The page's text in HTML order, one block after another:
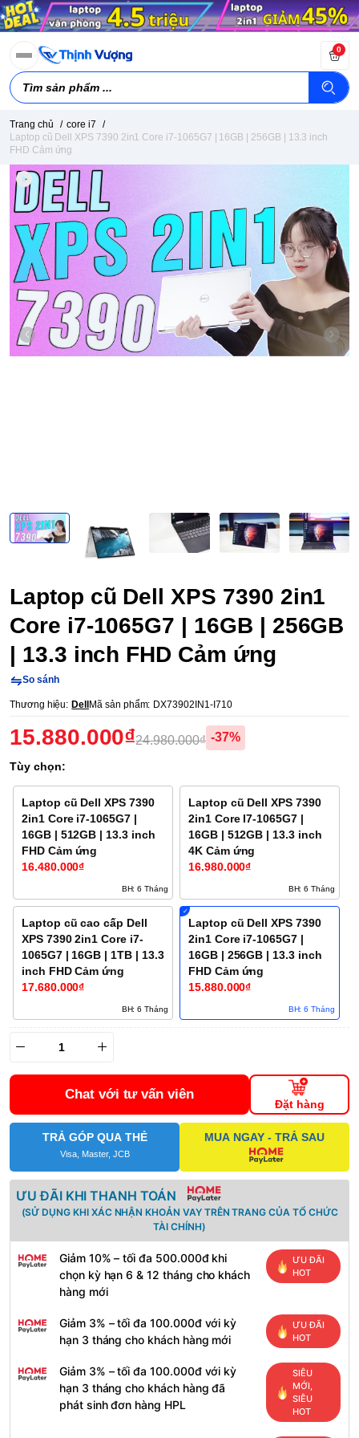
0
Trang chủ / core i7
/
Laptop cũ Dell XPS 7390 2in1 Core i7-1065G7 | 16GB | 256GB | 13.3 inch
FHD Cảm ứng
Laptop cũ Dell XPS 7390 2in1
Core i7-1065G7 | 16GB | 256GB
| 13.3 inch FHD Cảm ứng
So sánh
Thương hiệu: Dell Mã sản phẩm: DX73902IN1-I710
15.880.000₫24.980.000₫ -37%
Tùy chọn:
Laptop cũ Dell XPS 7390
2in1 Core i7-1065G7 |
16GB | 512GB | 13.3 inch
FHD Cảm ứng
16.480.000₫
BH: 6 Tháng
Laptop cũ Dell XPS 7390
2in1 Core I7-1065G7 |
16GB | 512GB | 13.3 inch
4K Cảm ứng
16.980.000₫
BH: 6 Tháng
Laptop cũ cao cấp Dell
XPS 7390 2in1 Core i7-
1065G7 | 16GB | 1TB | 13.3
inch FHD Cảm ứng
17.680.000₫
BH: 6 Tháng
Laptop cũ Dell XPS 7390
2in1 Core i7-1065G7 |
16GB | 256GB | 13.3 inch
FHD Cảm ứng
15.880.000₫
BH: 6 Tháng
Chat với tư vấn viên
Đặt hàng
TRẢ GÓP QUA THẺ
Visa, Master, JCB
MUA NGAY - TRẢ SAU
ƯU ĐÃI KHI THANH TOÁN
(SỬ DỤNG KHI XÁC NHẬN KHOẢN VAY TRÊN TRANG CỦA TỔ CHỨC
TÀI CHÍNH)
Giảm 10% – tối đa 500.000đ khi
chọn kỳ hạn 6 & 12 tháng cho khách
hàng mới
ƯU ĐÃI
HOT
Giảm 3% – tối đa 100.000đ với kỳ
hạn 3 tháng cho khách hàng mới
ƯU ĐÃI
HOT
Giảm 3% – tối đa 100.000đ với kỳ
hạn 3 tháng cho khách hàng đã
phát sinh đơn hàng HPL
SIÊU
MỚI,
SIÊU
HOT